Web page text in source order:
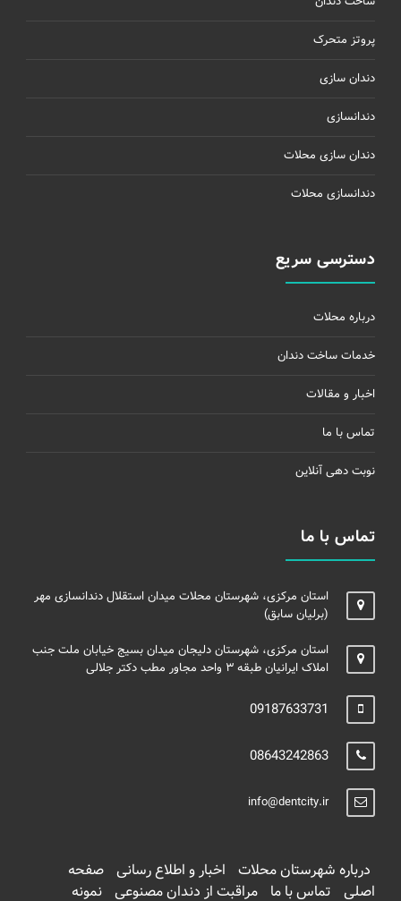
پروتز متحرک
دندان سازی
دندانسازی
دندان سازی محلات
دندانسازی محلات
دسترسی سریع
درباره محلات
خدمات ساخت دندان
اخبار و مقالات
تماس با ما
نوبت دهی آنلاین
تماس با ما
استان مرکزی، شهرستان محلات میدان استقلال دندانسازی مهر
(برلیان سابق)
استان مرکزی، شهرستان دلیجان میدان بسیج خیابان ملت جنب
املاک ایرانیان طبقه ۳ واحد مجاور مطب دکتر جلالی
09187633731
08643242863
info@dentcity.ir
درباره شهرستان محلات اخبار و اطلاع رسانی صفحه
اصلی تماس با ما مراقبت از دندان مصنوعی نمونه